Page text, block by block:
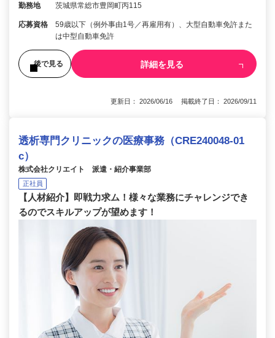
勤務地 茨城県常総市豊岡町丙115
応募資格
59歳以下（例外事由1号／再雇用有）、大型自動車免許また
は中型自動車免許
後で見る 詳細を見る
更新日： 2026/06/16 掲載終了日： 2026/09/11
透析専門クリニックの医療事務（CRE240048-01
c）
株式会社クリエイト 派遣・紹介事業部
正社員
【人材紹介】即戦力求ム！様々な業務にチャレンジでき
るのでスキルアップが望めます！